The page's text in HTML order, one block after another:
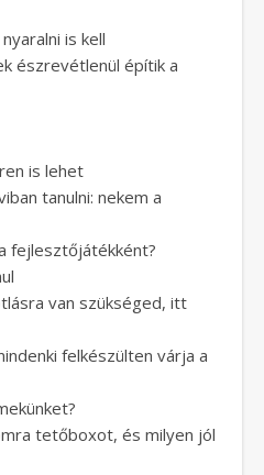
is kell
észrevétlenül építik a
is lehet
tanulni: nekem a
fejlesztőjátékként?
van szükséged, itt
felkészülten várja a
tetőboxot, és milyen jól